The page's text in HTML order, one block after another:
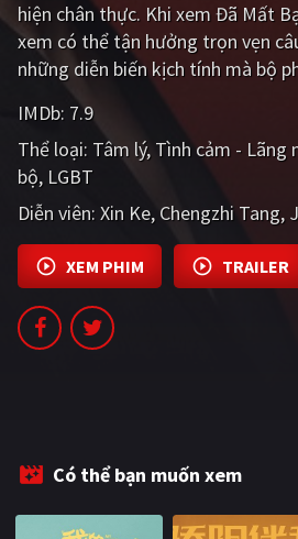
Hàn Quốc Nhật
Ấn Độ Việt
Tổng hợp
CẬP NHẬT
PHIM MỚI
PHIM BỘ
PHIM LẺ
PHIM CHIẾU RẠP
hiện chân thực. Khi xem Đã Mất
xem có thể tận hưởng trọn vẹn
những diễn biến kịch tính mà bộ
IMDb: 7.9
Thể loại: Tâm lý Tình cảm - Lãng
bộ LGBT
Diễn viên: Xin Ke Chengzhi Tang
XEM PHIM TRAILER
Có thể bạn muốn xem